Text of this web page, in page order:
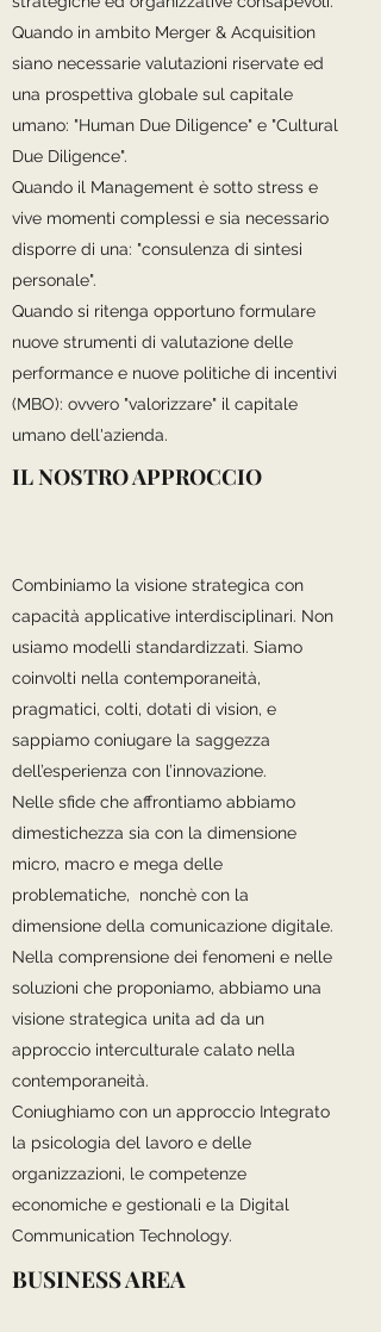
Quando in ambito Merger & Acquisition
siano necessarie valutazioni riservate ed
una prospettiva globale sul capitale
umano: "Human Due Diligence" e "Cultural
Due Diligence".
Quando il Management è sotto stress e
vive momenti complessi e sia necessario
disporre di una: "consulenza di sintesi
personale".
Quando si ritenga opportuno formulare
nuove strumenti di valutazione delle
performance e nuove politiche di incentivi
(MBO): ovvero "valorizzare" il capitale
umano dell'azienda.
IL NOSTRO APPROCCIO
Combiniamo la visione strategica con
capacità applicative interdisciplinari. Non
usiamo modelli standardizzati. Siamo
coinvolti nella contemporaneità,
pragmatici, colti, dotati di vision, e
sappiamo coniugare la saggezza
dell’esperienza con l’innovazione.
Nelle sfide che affrontiamo abbiamo
dimestichezza sia con la dimensione
micro, macro e mega delle
problematiche, nonchè con la
dimensione della comunicazione digitale.
Nella comprensione dei fenomeni e nelle
soluzioni che proponiamo, abbiamo una
visione strategica unita ad da un
approccio interculturale calato nella
contemporaneità.
Coniughiamo con un approccio Integrato
la psicologia del lavoro e delle
organizzazioni, le competenze
economiche e gestionali e la Digital
Communication Technology.
BUSINESS AREA